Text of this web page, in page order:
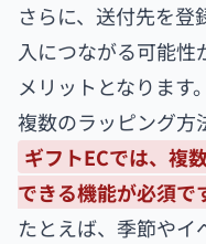
さらに、送付先を登
入につながる可能性
メリットとなります。
複数のラッピング方
ギフトECでは、複
できる機能が必須で
たとえば、季節やイ